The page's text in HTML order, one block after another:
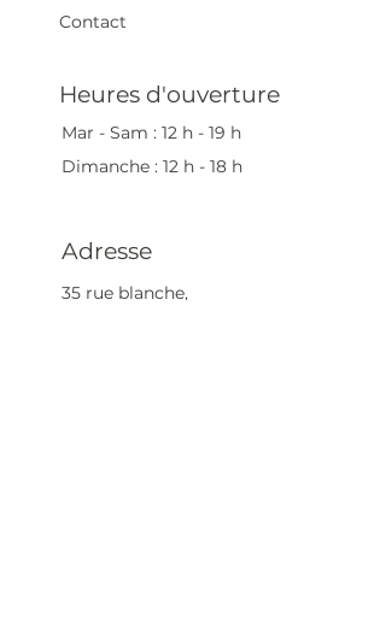
Contact
Heures d'ouverture
Mar - Sam : 12 h - 19 h
Dimanche : 12 h - 18 h
Adresse
35 rue blanche,